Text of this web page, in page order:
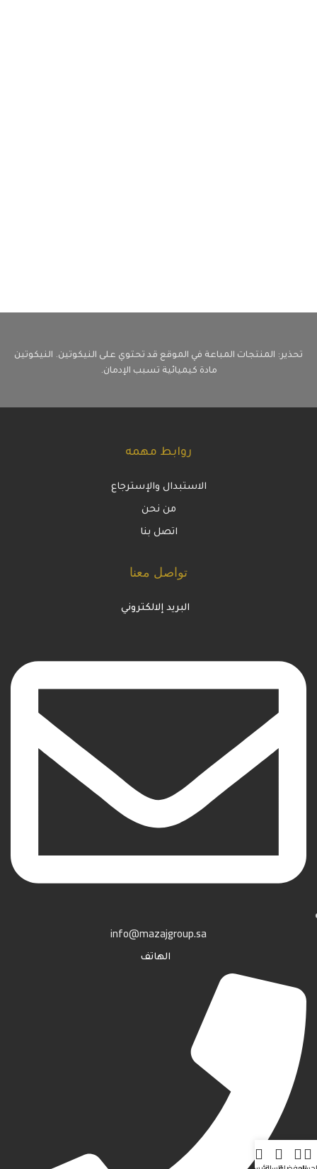
تحذير: المنتجات المباعة في الموقع قد تحتوي على النيكوتين. النيكوتين
مادة كيميائية تسبب الإدمان.
روابط مهمه
الاستبدال والإسترجاع
من نحن
اتصل بنا
تواصل معنا
البريد إلالكتروني
info@mazajgroup.sa
الهاتف